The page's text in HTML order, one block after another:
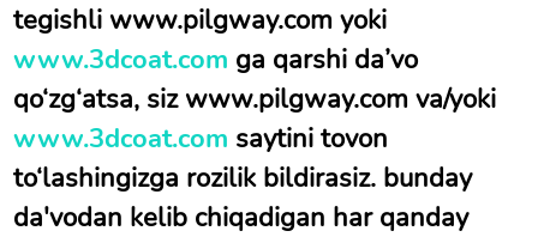
tegishli www.pilgway.com yoki
www.3dcoat.com ga qarshi da’vo
qo‘zg‘atsa, siz www.pilgway.com va/yoki
www.3dcoat.com saytini tovon
to‘lashingizga rozilik bildirasiz. bunday
da'vodan kelib chiqadigan har qanday